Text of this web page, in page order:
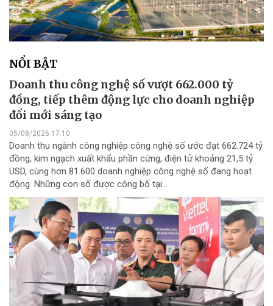
NỔI BẬT
Doanh thu công nghệ số vượt 662.000 tỷ
đồng, tiếp thêm động lực cho doanh nghiệp
đổi mới sáng tạo
05/08/2026 17:10
Doanh thu ngành công nghiệp công nghệ số ước đạt 662.724 tỷ
đồng, kim ngạch xuất khẩu phần cứng, điện tử khoảng 21,5 tỷ
USD, cùng hơn 81.600 doanh nghiệp công nghệ số đang hoạt
động. Những con số được công bố tại...